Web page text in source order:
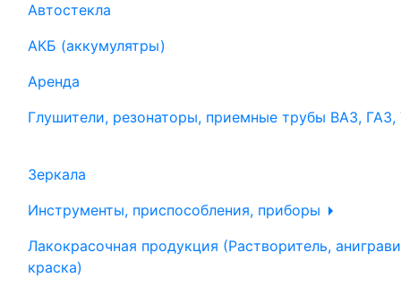
Автостекла
АКБ (аккумулятры)
Аренда
Глушители, резонаторы, приемные трубы ВАЗ, ГАЗ,
Зеркала
Инструменты, приспособления, приборы
Лакокрасочная продукция (Растворитель,
краска)